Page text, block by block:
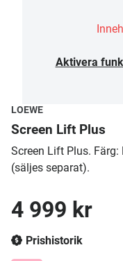
Aktivera
LOEWE
Screen Lift Plus
Screen Lift Plus.
(säljes separat).
4 999 kr
Prishistorik